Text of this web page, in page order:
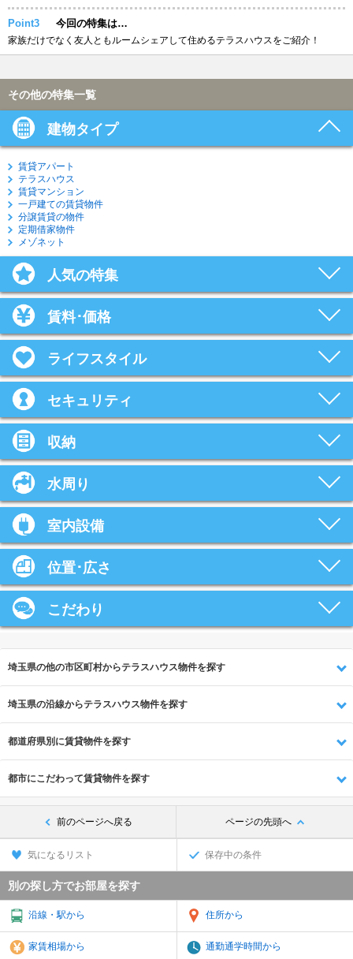
Point3 今回の特集は…
家族だけでなく友人ともルームシェアして住めるテラスハウスをご紹介！
その他の特集一覧
建物タイプ
賃貸アパート
テラスハウス
賃貸マンション
一戸建ての賃貸物件
分譲賃貸の物件
定期借家物件
メゾネット
人気の特集
賃料･価格
ライフスタイル
セキュリティ
収納
水周り
室内設備
位置･広さ
こだわり
埼玉県の他の市区町村からテラスハウス物件を探す
埼玉県の沿線からテラスハウス物件を探す
都道府県別に賃貸物件を探す
都市にこだわって賃貸物件を探す
前のページへ戻る ページの先頭へ
気になるリスト 保存中の条件
別の探し方でお部屋を探す
沿線・駅から 住所から
家賃相場から 通勤通学時間から